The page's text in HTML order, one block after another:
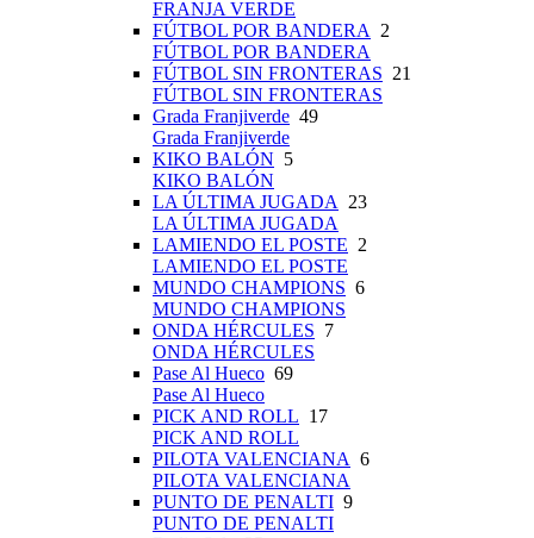
FRANJA VERDE
FÚTBOL POR BANDERA
2
FÚTBOL POR BANDERA
FÚTBOL SIN FRONTERAS 21
FÚTBOL SIN FRONTERAS
Grada Franjiverde 49
Grada Franjiverde
KIKO BALÓN 5
KIKO BALÓN
LA ÚLTIMA JUGADA
23
LA ÚLTIMA JUGADA
LAMIENDO EL POSTE 2
LAMIENDO EL POSTE
MUNDO CHAMPIONS 6
MUNDO CHAMPIONS
ONDA HÉRCULES 7
ONDA HÉRCULES
Pase Al Hueco 69
Pase Al Hueco
PICK AND ROLL 17
PICK AND ROLL
PILOTA VALENCIANA 6
PILOTA VALENCIANA
PUNTO DE PENALTI 9
PUNTO DE PENALTI